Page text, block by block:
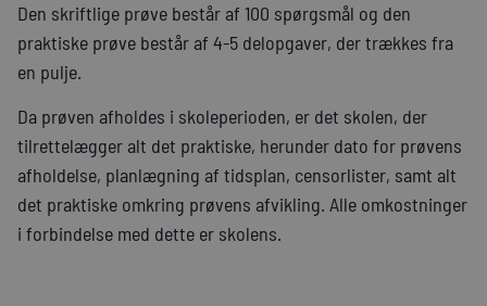
Den skriftlige prøve består af 100 spørgsmål og den
praktiske prøve består af 4-5 delopgaver, der trækkes fra
en pulje.
Da prøven afholdes i skoleperioden, er det skolen, der
tilrettelægger alt det praktiske, herunder dato for prøvens
afholdelse, planlægning af tidsplan, censorlister, samt alt
det praktiske omkring prøvens afvikling. Alle omkostninger
i forbindelse med dette er skolens.